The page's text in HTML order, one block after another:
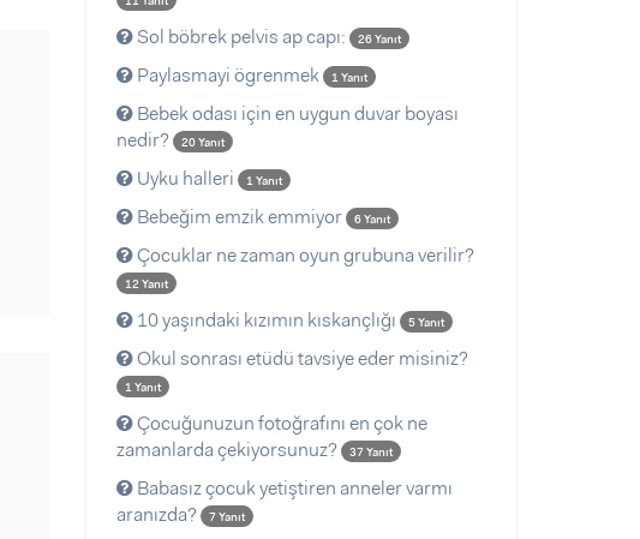
Sol böbrek pelvis ap capı: 26 Yanıt
Paylasmayi ögrenmek 1 Yanıt
Bebek odası için en uygun duvar boyası
nedir?
20 Yanıt
Uyku halleri 1 Yanıt
Bebeğim emzik emmiyor 6 Yanıt
Çocuklar ne zaman oyun grubuna verilir?
12 Yanıt
10 yaşındaki kızımın kıskançlığı 5 Yanıt
Okul sonrası etüdü tavsiye eder misiniz?
1 Yanıt
Çocuğunuzun fotoğrafını en çok ne
zamanlarda çekiyorsunuz?
37 Yanıt
Babasız çocuk yetiştiren anneler varmı
aranızda?
7 Yanıt